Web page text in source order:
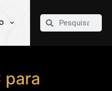
para